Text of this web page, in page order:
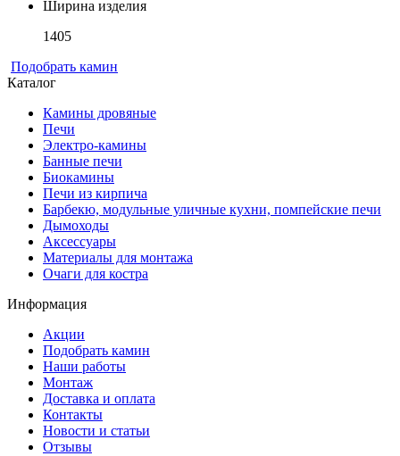
Ширина изделия
1405
Подобрать камин
Каталог
Камины дровяные
Печи
Электро-камины
Банные печи
Биокамины
Печи из кирпича
Барбекю, модульные уличные кухни, помпейские печи
Дымоходы
Аксессуары
Материалы для монтажа
Очаги для костра
Информация
Акции
Подобрать камин
Наши работы
Монтаж
Доставка и оплата
Контакты
Новости и статьи
Отзывы